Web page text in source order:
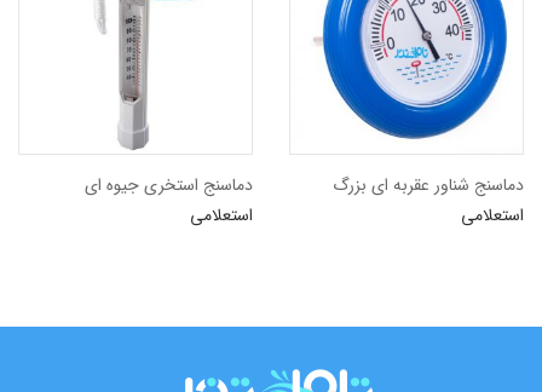
دماسنج شناور عقربه ای بزرگ
استعلامی
دماسنج استخری جیوه ای
استعلامی
فقط کالاهای موجود
دماسنج